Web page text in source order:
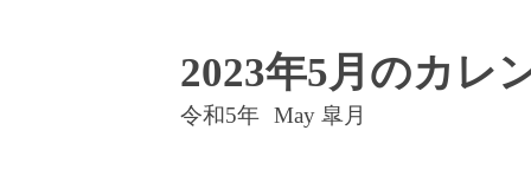
2023年5月のカレ
令和5年 May 皐月